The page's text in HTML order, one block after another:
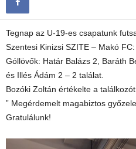
Tegnap az U-19-es csapatunk
Szentesi Kinizsi SZITE – Makó
Góllövők: Határ Balázs 2, Baráth
és Illés Ádám 2 – 2 találat.
Bozóki Zoltán értékelte a
” Megérdemelt magabiztos
Gratulálunk!